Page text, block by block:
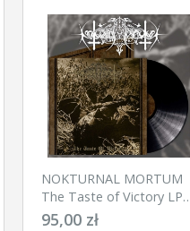
NOKTURNAL MORTUM
The Taste of Victory LP
(BLACK)
95,00 zł